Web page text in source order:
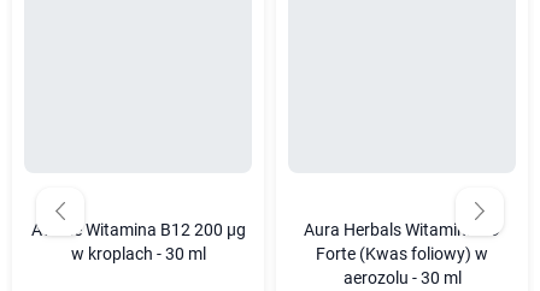
Avitale Witamina B12 200 µg
w kroplach - 30 ml
Aura Herbals Witamina B9
Forte (Kwas foliowy) w
aerozolu - 30 ml